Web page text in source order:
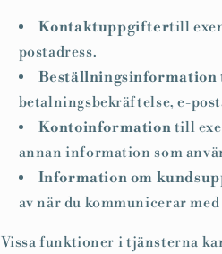
Kontaktuppgiftertill
postadress.
Beställningsinformation
betalningsbekräftelse, e-
Kontoinformation till
annan information som
Information om
av när du kommunicerar
Vissa funktioner i tjänsterna